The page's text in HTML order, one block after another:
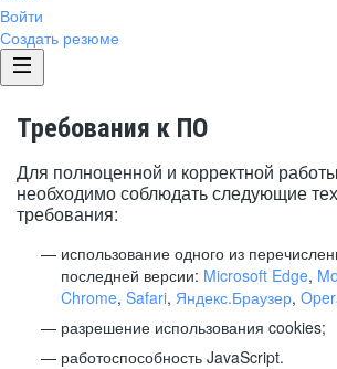
Войти
Создать резюме
Требования к ПО
Для полноценной и корректной
необходимо соблюдать следующие
требования:
использование одного из
последней версии: Microsoft Edge,
Chrome, Safari, Яндекс.Браузер,
разрешение использования cookies;
работоспособность JavaScript.